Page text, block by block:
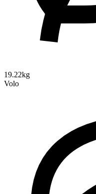
19.22kg
Volo